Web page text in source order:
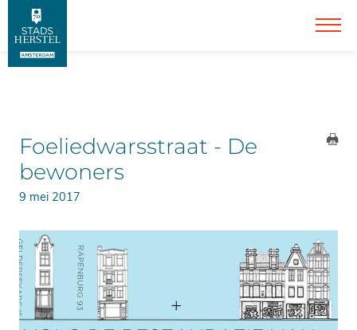
Foeliedwarsstraat - De
bewoners
9 mei 2017